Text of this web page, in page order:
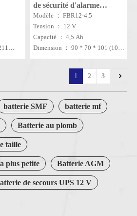
de sécurité d'alarme
domestique 12V 4,5 Ah
Modèle ： FBR12-4.5
Tension ： 12 V
Capacité ： 4,5 Ah
Dimension ： 90 * 70 * 101 (107)
mm
MOQ ： 100 PCS
1
2 3
batterie SMF batterie mf
Batterie au plomb
taille
plus petite Batterie AGM
de secours UPS 12 V